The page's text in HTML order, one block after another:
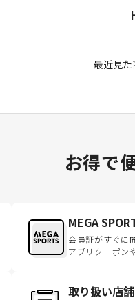
最近見た
お得で
MEGA
会員証がすぐに
アプリクーポン
取り扱い店